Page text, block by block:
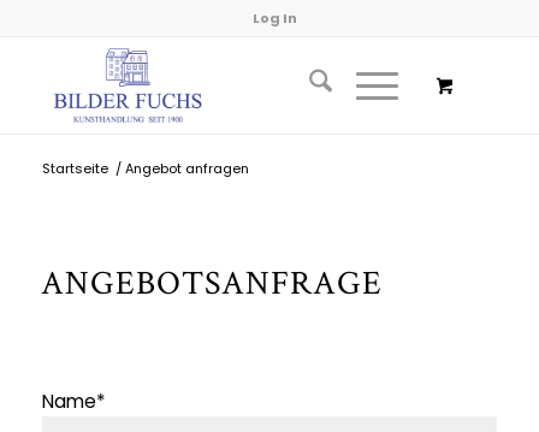
Log In
Startseite / Angebot anfragen
ANGEBOTSANFRAGE
Name*